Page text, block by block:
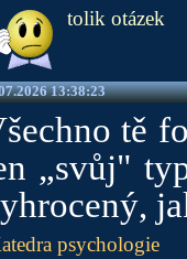
tolik otázek
13:38:23
tě
„svůj"
psychologie